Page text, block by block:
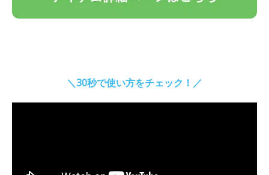
＼30秒で使い方をチェック！／